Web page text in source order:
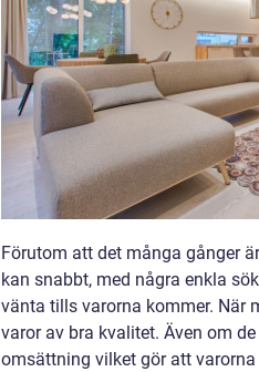
Förutom att det många gånger
kan snabbt, med några enkla
vänta tills varorna kommer. När
varor av bra kvalitet. Även om
omsättning vilket gör att